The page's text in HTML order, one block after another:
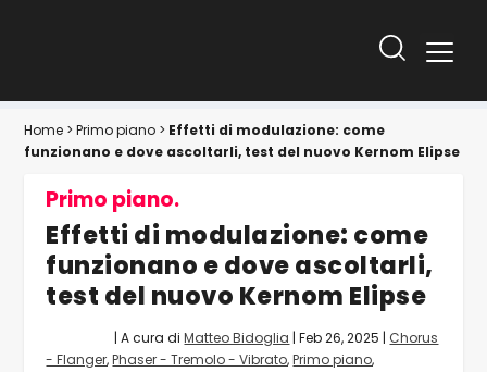
Home >Primo piano > Effetti di modulazione: come
funzionano e dove ascoltarli, test del nuovo Kernom Elipse
Primo piano.
Effetti di modulazione: come
funzionano e dove ascoltarli,
test del nuovo Kernom Elipse
| A cura diMatteo Bidoglia |Feb 26, 2025 | Chorus
- Flanger,Phaser - Tremolo - Vibrato,Primo piano,